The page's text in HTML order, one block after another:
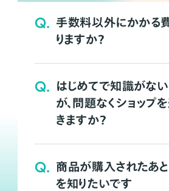
Q. 手数料以外にかかる
りますか？
Q. はじめてで知識がな
が、問題なくショップ
きますか？
Q. 商品が購入されたあ
を知りたいです